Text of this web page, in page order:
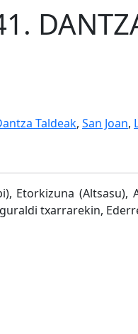
Taldeak, San Joan,
Etorkizuna
txarrarekin,